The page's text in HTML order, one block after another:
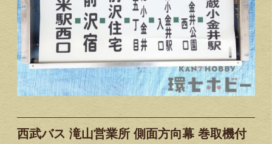
西武バス 滝山営業所 側面方向幕 巻取機付